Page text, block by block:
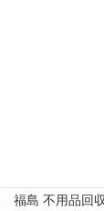
福島 不用品回